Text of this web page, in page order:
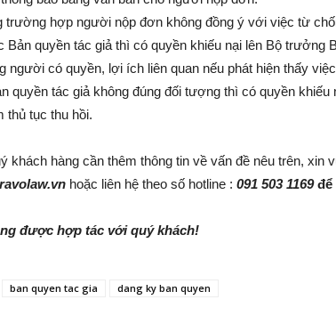
trường hợp người nộp đơn không đồng ý với việc từ
Bản quyền tác giả thì có quyền khiếu nại lên Bộ trưởng
người có quyền, lợi ích liên quan nếu phát hiện thấy
quyền tác giả không đúng đối tượng thì có quyền
thủ tục thu hồi.
khách hàng cần thêm thông tin về vấn đề nêu trên, xin
hoặc liên hệ theo số hotline : 091 503 1169để
được hợp tác với quý khách!
ban quyen tac gia dang ky ban quyen